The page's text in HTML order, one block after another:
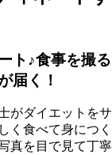
ト♪食事を撮
届く！
がダイエットを
く食べて身につ
真を目で見て丁